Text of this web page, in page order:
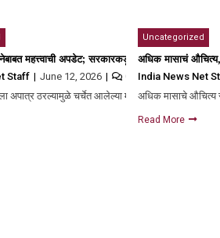
निघाला, जुंपल्यानंतर काय घडलं?
यांचा…
महत्त्वाची अपडेट; सरकारकडून ३४५ कोटी रुपये वर्ग, मे
Staff June 12, 2026 0
अपात्र ठरल्यामुळे चर्चेत आलेल्या मुख्यमंत्री माझी लाडकी…
Uncategorized
अधिक मासाचं औचित्य,
India News Net
अधिक मासाचे औचित्य
Read More